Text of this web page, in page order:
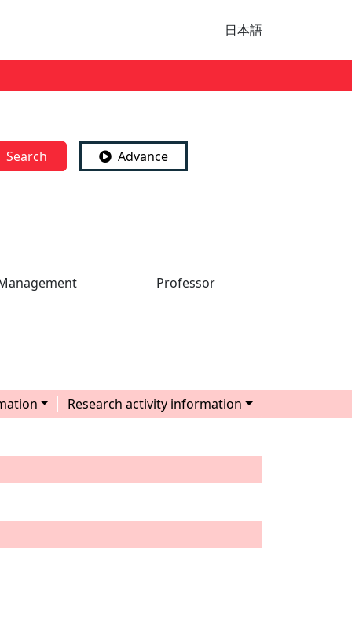
日本語
Search Advance
Professor
Research activity information